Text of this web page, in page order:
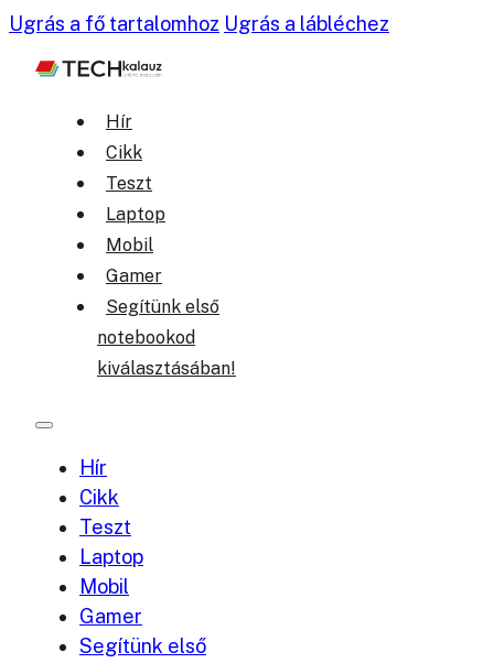
Ugrás a fő tartalomhoz Ugrás a lábléchez
Hír
Cikk
Teszt
Laptop
Mobil
Gamer
Segítünk első
notebookod
kiválasztásában!
Hír
Cikk
Teszt
Laptop
Mobil
Gamer
Segítünk első